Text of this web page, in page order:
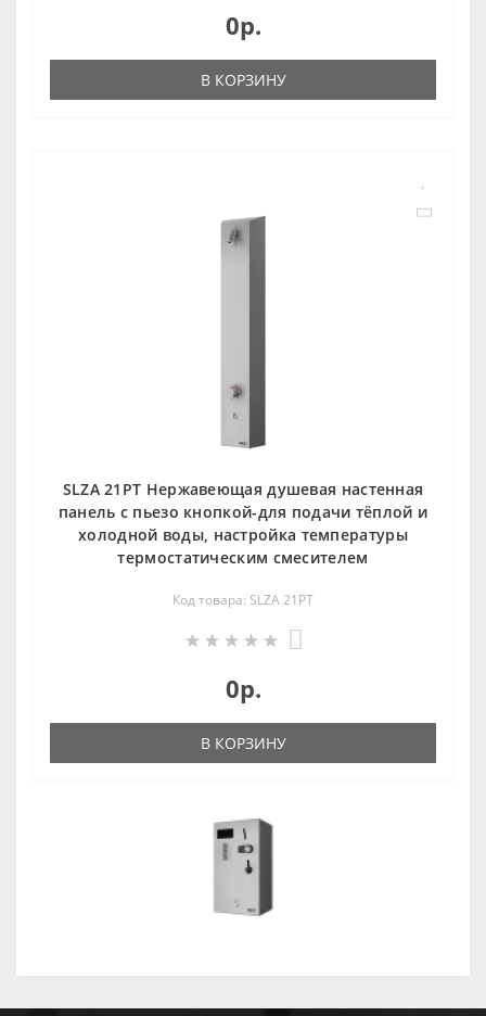
0р.
В КОРЗИНУ
SLZA 21PT Нержавеющая душевая настенная
панель c пьезо кнопкой-для подачи тёплой и
холодной воды, настройка температуры
термостатическим смесителем
Код товара: SLZA 21PT
0р.
В КОРЗИНУ